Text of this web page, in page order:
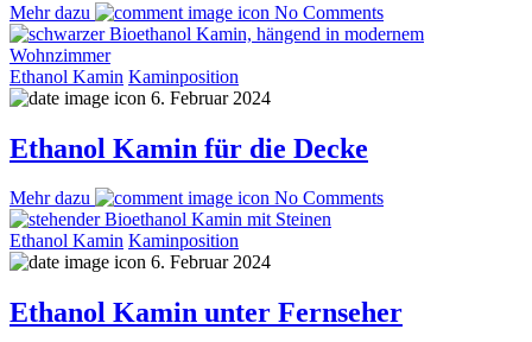
Mehr dazu No Comments
Ethanol Kamin Kaminposition
6. Februar 2024
Ethanol Kamin für die Decke
Mehr dazu No Comments
Ethanol Kamin Kaminposition
6. Februar 2024
Ethanol Kamin unter Fernseher